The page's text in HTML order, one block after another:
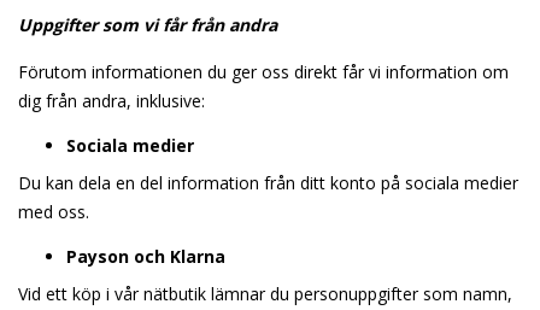
Uppgifter som vi får från andra
Förutom informationen du ger oss direkt får vi information om
dig från andra, inklusive:
Sociala medier
Du kan dela en del information från ditt konto på sociala medier
med oss.
Payson och Klarna
Vid ett köp i vår nätbutik lämnar du personuppgifter som namn,